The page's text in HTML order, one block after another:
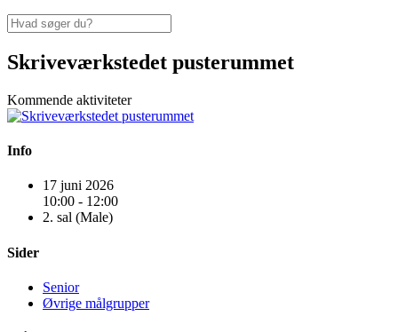
Skriveværkstedet pusterummet
Kommende aktiviteter
Info
17 juni 2026
10:00 - 12:00
2. sal (Male)
Sider
Senior
Øvrige målgrupper